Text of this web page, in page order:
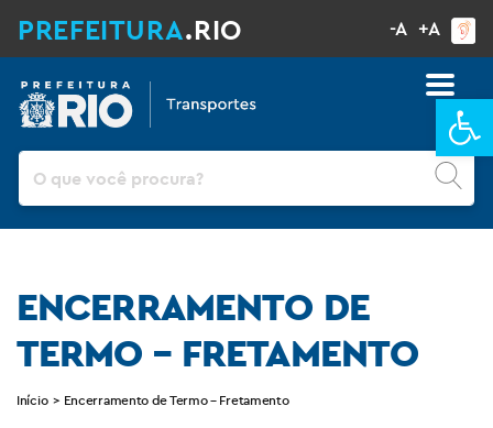
PREFEITURA.RIO -A +A
Pesquisar
ENCERRAMENTO DE
TERMO – FRETAMENTO
Início > Encerramento de Termo – Fretamento